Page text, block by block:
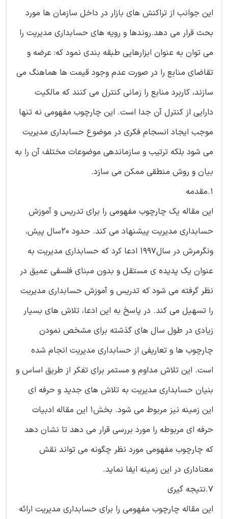
این جوانب از تراکنش های بازار در داخل سازمان ها مورد
بحث قرار می دهد.روندها و رویه های حسابداری مدیریت را
می توان به عنوان ابزارهایی طبقه بندی نمود که: عرضه و
تقاضای منابع را در صورت عدم وجود قیمت ها هماهنگ می
سازند، کاربرد منابع را زمانی کنترل می کنند که مالکیت
دارایی از کنترل آن جدا است. این چارچوب مفهومی نه تنها
موجب ایجاد انسجام فکری در موضوع حسابداری مدیریت
می شود بلکه ترتیب و سازماندهی موضوعات مختلف آن را به
بیان و روش منطقی ممکن می سازد.
1.مقدمه
این مقاله یک چارچوب مفهومی را برای تدریس و آموزش
حسابداری مدیریت پیشنهاد می کند. حدود 20سال پیش،
ونگرمرش در سال1997 ادعا کرد که حسابداری مدیریت به
عنوان یک پدیده ی مستقل و بدون مبنای فلسفی عمیق در
نظر گرفته می شود که تدریس و آموزش حسابداری مدیریت
را تسهیل می کند. در پاسخ به این ادعا، تلاش های بسیار
زیادی در طول سال های گذشته برای مشخص نمودن
چارچوب ها و تعاریفی از حسابداری مدیریت انجام شده
است. این تلاش مداوم و مستمر برای تفکر از طریق اساس و
بنیان حسابداری مدیریت به تلاش های جدید و حرفه ای
این زمینه نیز مربوط می شود. بخش1 این مقاله ادبیات
حرفه ای مربوطه را مورد بررسی قرار می دهد تا نشان دهد
که چارچوب مفهومی مورد نظر چگونه می تواند نقش
معناداری در این زمینه ایفا نماید.
7.نتیجه گیری
این مقاله چارچوب مفهومی را برای حسابداری مدیریت ارائه